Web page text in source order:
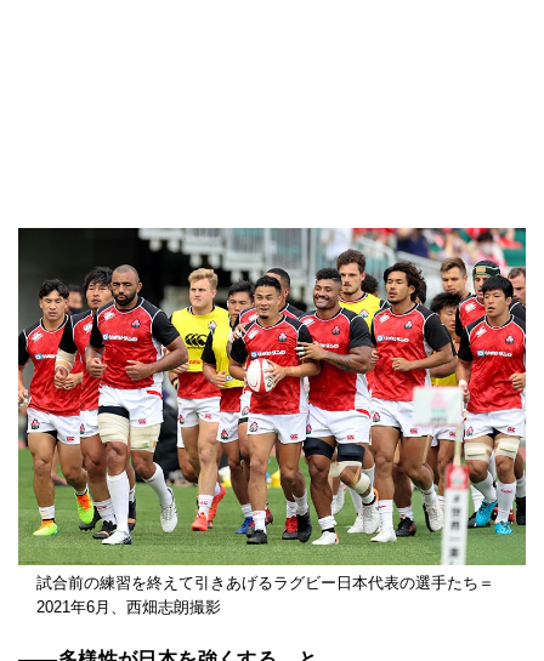
試合前の練習を終えて引きあげるラグビー日本代表の選手たち＝
2021年6月、西畑志朗撮影